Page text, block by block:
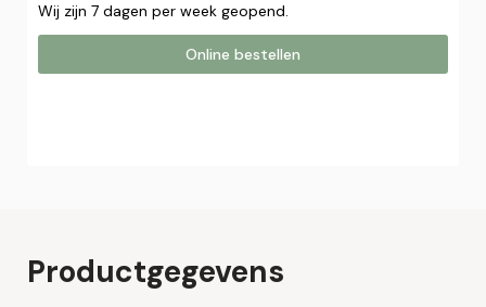
Wij zijn 7 dagen per week geopend.
Online bestellen
Productgegevens